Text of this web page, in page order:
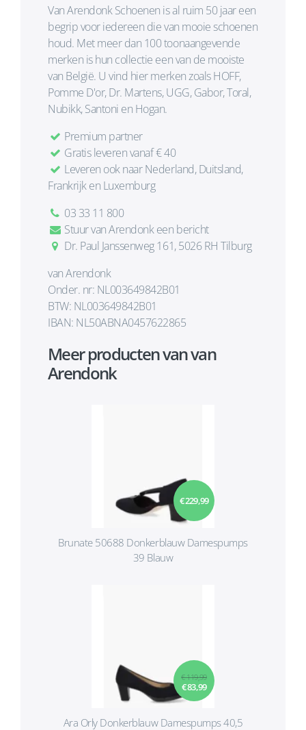
Van Arendonk Schoenen is al ruim 50 jaar een
begrip voor iedereen die van mooie schoenen
houd. Met meer dan 100 toonaangevende
merken is hun collectie een van de mooiste
van België. U vind hier merken zoals HOFF,
Pomme D'or, Dr. Martens, UGG, Gabor, Toral,
Nubikk, Santoni en Hogan.
Premium partner
Gratis leveren vanaf € 40
Leveren ook naar Nederland, Duitsland,
Frankrijk en Luxemburg
03 33 11 800
Stuur van Arendonk een bericht
Dr. Paul Janssenweg 161, 5026 RH Tilburg
van Arendonk
Onder. nr: NL003649842B01
BTW: NL003649842B01
IBAN: NL50ABNA0457622865
Meer producten van van
Arendonk
€ 229,99
Brunate 50688 Donkerblauw Damespumps
39 Blauw
€ 119,99
€ 83,99
Ara Orly Donkerblauw Damespumps 40,5